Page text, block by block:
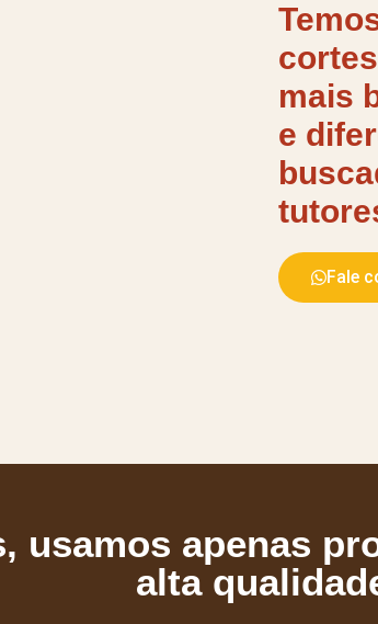
mais
e
Fale
usamos apenas
alta